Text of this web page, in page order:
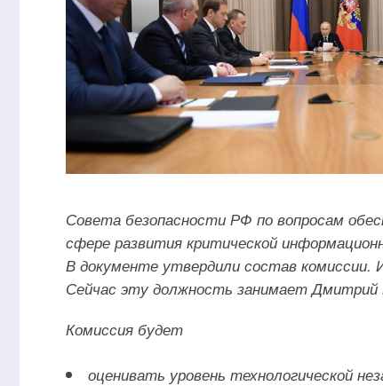
Совета безопасности РФ по вопросам
сфере развития критической
В документе утвердили состав комиссии.
Сейчас эту должность занимает Дмитрий
Комиссия будет
оценивать уровень технологической